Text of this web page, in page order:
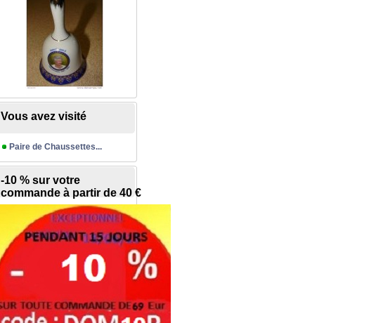
Vous avez visité
Paire de Chaussettes...
-10 % sur votre
commande à partir de 40 €